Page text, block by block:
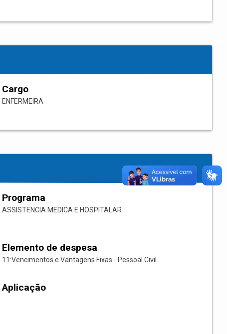
Cargo
ENFERMEIRA
Programa
ASSISTENCIA MEDICA E HOSPITALAR
Elemento de despesa
11:Vencimentos e Vantagens Fixas - Pessoal Civil
Aplicação